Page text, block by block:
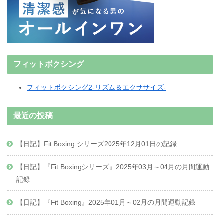
フィットボクシング
フィットボクシング2-リズム＆エクササイズ-
最近の投稿
【日記】Fit Boxing シリーズ2025年12月01日の記録
【日記】『Fit Boxingシリーズ』2025年03月～04月の月間運動
記録
【日記】『Fit Boxing』2025年01月～02月の月間運動記録